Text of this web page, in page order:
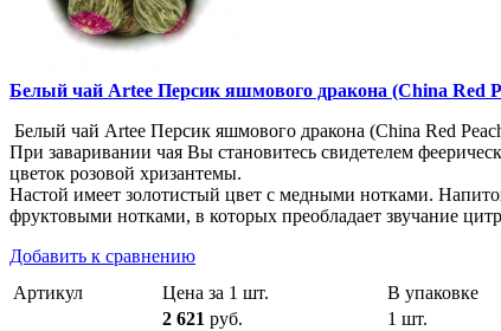
Белый чай Artee Персик яшмового дракона (China Red
Белый чай Artee Персик яшмового дракона (China Red
При заваривании чая Вы становитесь свидетелем
цветок розовой хризантемы.
Настой имеет золотистый цвет с медными нотками.
фруктовыми нотками, в которых преобладает звучание
Добавить к сравнению
Артикул
Цена за 1 шт. В упаковке
2 621 руб. 1 шт.